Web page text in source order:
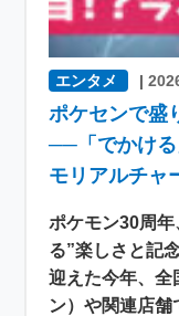
エンタメ |
ポケセンで盛
──「でかける
モリアルチャ
ポケモン30周
る”楽しさと記
迎えた今年、全
ン）や関連店舗